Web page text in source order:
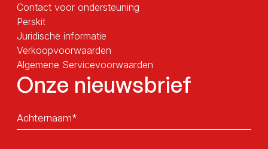
Contact voor ondersteuning
Perskit
Juridische informatie
Verkoopvoorwaarden
Algemene Servicevoorwaarden
Onze nieuwsbrief
Sans
titre